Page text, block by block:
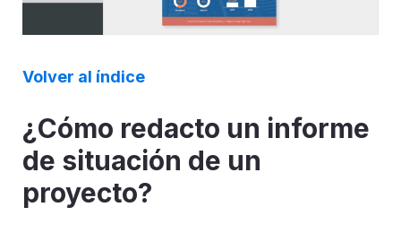
Volver al índice
¿Cómo redacto un informe
de situación de un
proyecto?